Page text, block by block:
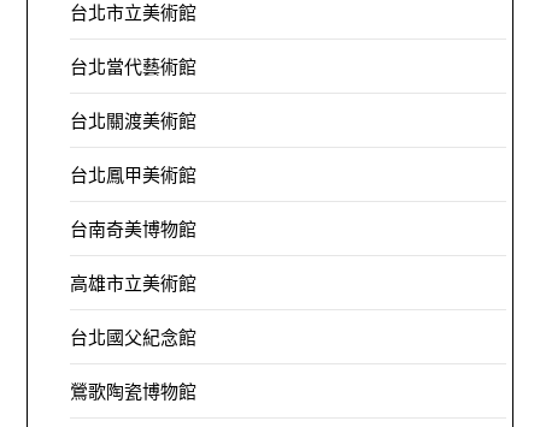
台北市立美術館
台北當代藝術館
台北關渡美術館
台北鳳甲美術館
台南奇美博物館
高雄市立美術館
台北國父紀念館
鶯歌陶瓷博物館